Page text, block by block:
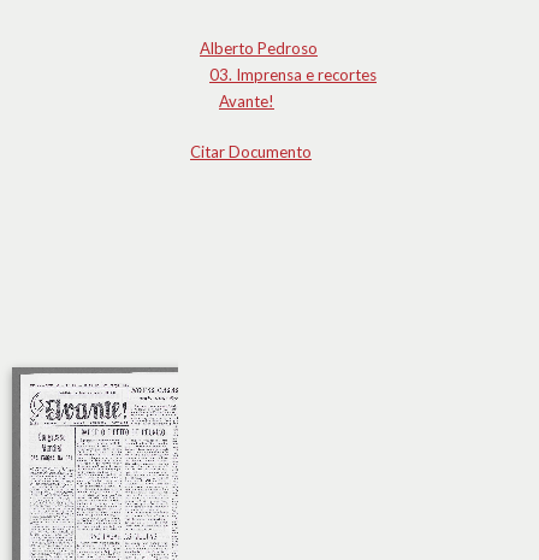
Alberto Pedroso
03. Imprensa e recortes
Avante!
Citar Documento